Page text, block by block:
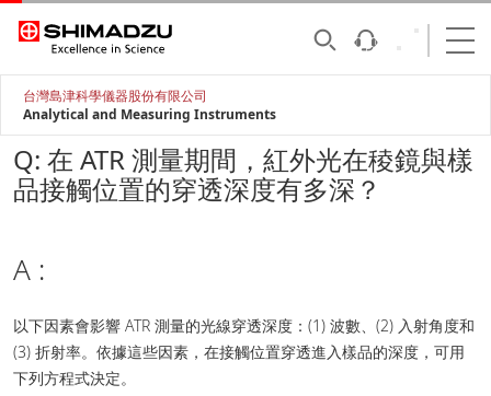
台灣島津科學儀器股份有限公司
Analytical and Measuring Instruments
Q: 在 ATR 測量期間，紅外光在稜鏡與樣
品接觸位置的穿透深度有多深？
A :
以下因素會影響 ATR 測量的光線穿透深度：(1) 波數、(2) 入射角度和
(3) 折射率。依據這些因素，在接觸位置穿透進入樣品的深度，可用
下列方程式決定。